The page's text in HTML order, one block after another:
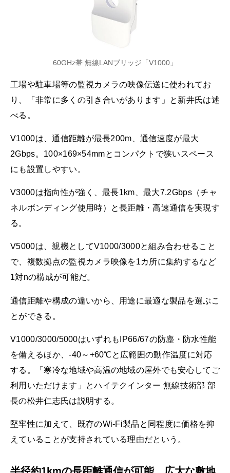
60GHz帯 無線LANブリッジ「V1000」
工場や駐車場等の監視カメラの映像伝送に使われてお
り、「非常に多くの引き合いがあります」と新井氏は述
べる。
V1000は、通信距離が最長200m、通信速度が最大
2Gbps。100×169×54mmとコンパクトで狭いスペース
にも設置しやすい。
V3000は指向性が強く、最長1km、最大7.2Gbps（チャ
ネルボンディング使用時）と長距離・高速通信を実現す
る。
V5000は、親機としてV1000/3000と組み合わせること
で、複数拠点の監視カメラ映像を1カ所に集約するなど
1対nの構成が可能だ。
通信距離や構成の違いから、用途に最適な製品を選ぶこ
とができる。
V1000/3000/5000はいずれもIP66/67の防塵・防水性能
を備えるほか、-40～+60℃と広範囲の動作温度に対応
する。「寒冷な地域や高温の地域の屋外でも安心してご
利用いただけます」とハイテクインター 無線技術部 部
長の松井仁志氏は説明する。
堅牢性に加えて、既存のWi-Fi製品と同程度に価格を抑
えていることが支持されている理由だという。